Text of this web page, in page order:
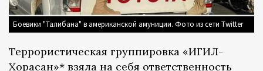
Боевики "Талибана" в американской амуниции. Фото из сети Twitter
Террористическая группировка «ИГИЛ-
Хорасан»* взяла на себя ответственность